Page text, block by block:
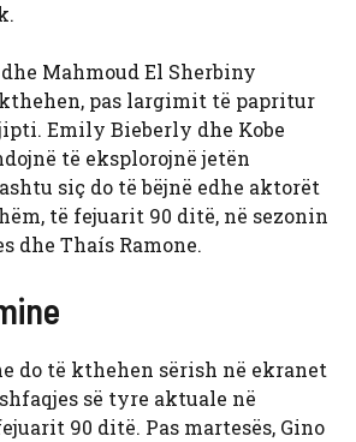
Mahmoud El Sherbiny
pas largimit të papritur
Emily Bieberly dhe Kobe
të eksplorojnë jetën
siç do të bëjnë edhe aktorët
të fejuarit 90 ditë, në sezonin
dhe Thaís Ramone.
do të kthehen sërish në ekranet
së tyre aktuale në
90 ditë. Pas martesës, Gino